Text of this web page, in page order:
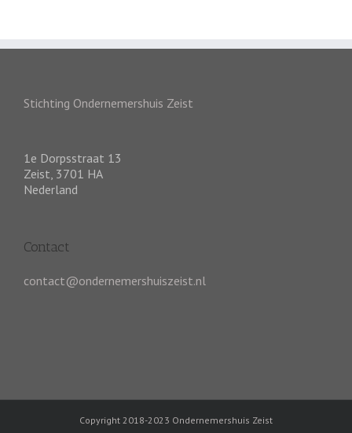
Stichting Ondernemershuis Zeist
1e Dorpsstraat 13
Zeist 3701 HA
Nederland
Contact
contact@ondernemershuiszeist.nl
Copyright 2018-2023 Ondernemershuis Zeist